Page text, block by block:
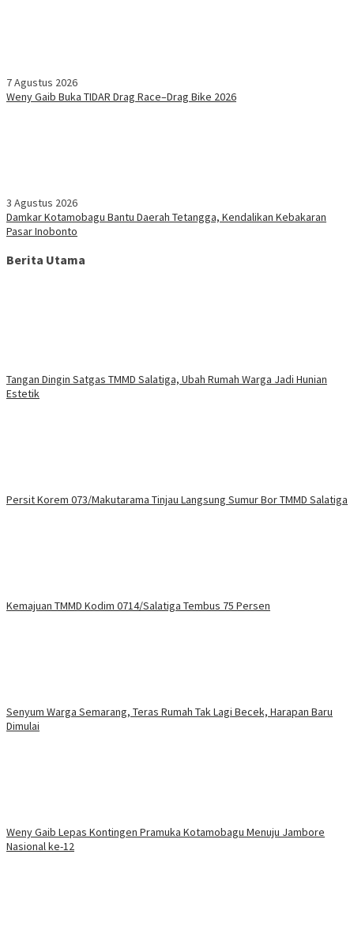
7 Agustus 2026
Weny Gaib Buka TIDAR Drag Race–Drag Bike 2026
3 Agustus 2026
Damkar Kotamobagu Bantu Daerah Tetangga, Kendalikan Kebakaran
Pasar Inobonto
Berita Utama
Tangan Dingin Satgas TMMD Salatiga, Ubah Rumah Warga Jadi Hunian
Estetik
Persit Korem 073/Makutarama Tinjau Langsung Sumur Bor TMMD Salatiga
Kemajuan TMMD Kodim 0714/Salatiga Tembus 75 Persen
Senyum Warga Semarang, Teras Rumah Tak Lagi Becek, Harapan Baru
Dimulai
Weny Gaib Lepas Kontingen Pramuka Kotamobagu Menuju Jambore
Nasional ke-12